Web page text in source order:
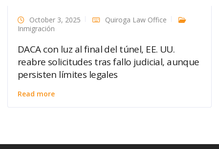
October 3, 2025
Quiroga Law Office
Inmigración
DACA con luz al final del túnel, EE. UU.
reabre solicitudes tras fallo judicial, aunque
persisten límites legales
Read more